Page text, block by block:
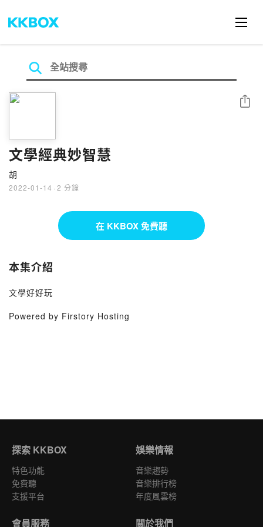
文學經典妙智慧
胡
2022-01-14 · 2 分鐘
分享
在 KKBOX 免費聽
本集介紹
文學好好玩
Powered by Firstory Hosting
探索 KKBOX
特色功能
免費聽
支援平台
娛樂情報
音樂趨勢
音樂排行榜
年度風雲榜
會員服務 關於我們